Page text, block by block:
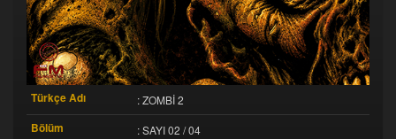
Türkçe Adı : ZOMBİ 2
Bölüm : SAYI 02 / 04